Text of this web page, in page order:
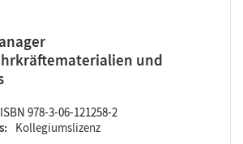
und
978-3-06-121258-2
Kollegiumslizenz